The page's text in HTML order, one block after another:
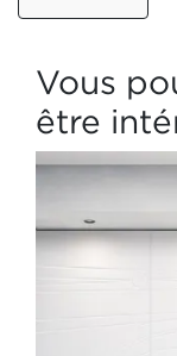
Vous
être